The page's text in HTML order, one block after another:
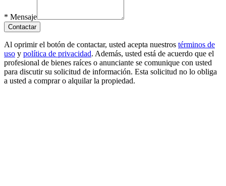
* Mensaje
Contactar
Al oprimir el botón de contactar, usted acepta nuestros términos de
uso y política de privacidad. Además, usted está de acuerdo que el
profesional de bienes raíces o anunciante se comunique con usted
para discutir su solicitud de información. Esta solicitud no lo obliga
a usted a comprar o alquilar la propiedad.